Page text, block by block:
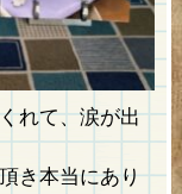
れて、涙が出
き本当にあり